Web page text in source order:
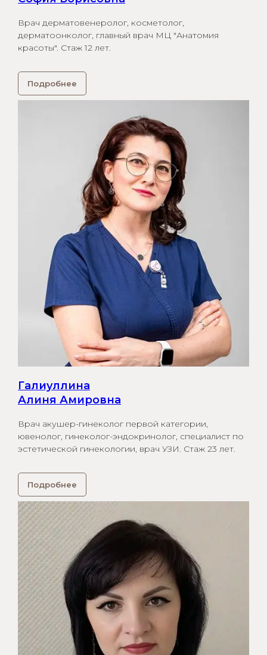
Врач дерматовенеролог, косметолог,
дерматоонколог, главный врач МЦ "Анатомия
красоты". Стаж 12 лет.
Подробнее
Галиуллина
Алиня Амировна
Врач акушер-гинеколог первой категории,
ювенолог, гинеколог-эндокринолог, специалист по
эстетической гинекологии, врач УЗИ. Стаж 23 лет.
Подробнее